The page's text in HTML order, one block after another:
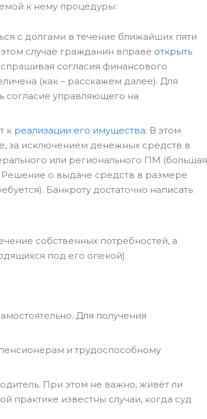
к нему процедуры:
с долгами в течение ближайших пяти
этом случае гражданин вправе открыть
согласия финансового
(как – расскажем далее). Для
согласие управляющего на
к реализации его имущества. В этом
за исключением денежных средств в
или регионального ПМ (большая
о выдаче средств в размере
Банкроту достаточно написать
собственных потребностей, а
под его опекой).
Для получения
и трудоспособному
При этом не важно, живёт ли
практике известны случаи, когда суд